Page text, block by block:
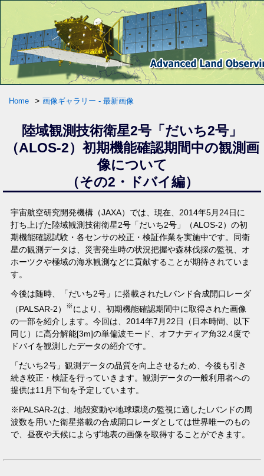
Home > 画像ギャラリー - 最新画像
陸域観測技術衛星2号「だいち2号」
（ALOS-2）初期機能確認期間中の観測画
像について
（その2・ドバイ編）
宇宙航空研究開発機構（JAXA）では、現在、2014年5月24日に
打ち上げた陸域観測技術衛星2号「だいち2号」（ALOS-2）の初
期機能確認試験・各センサの校正・検証作業を実施中です。同衛
星の観測データは、災害発生時の状況把握や森林伐採の監視、オ
ホーツクや極域の海氷観測などに貢献することが期待されていま
す。
今後は随時、「だいち2号」に搭載されたLバンド合成開口レーダ
（PALSAR-2）
※により、初期機能確認期間中に取得された画像
の一部を紹介します。今回は、2014年7月22日（日本時間、以下
同じ）に高分解能[3m]の単偏波モード、オフナディア角32.4度で
ドバイを観測したデータの紹介です。
「だいち2号」観測データの品質を向上させるため、今後も引き
続き校正・検証を行っていきます。観測データの一般利用者への
提供は11月下旬を予定しています。
※PALSAR-2は、地殻変動や地球環境の監視に適したLバンドの周
波数を用いた衛星搭載の合成開口レーダとしては世界唯一のもの
で、昼夜や天候によらず地表の画像を取得することができます。